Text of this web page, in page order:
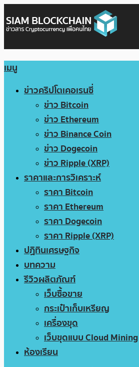
เมนู
ข่าวคริปโตเคอเรนซี่
ข่าว Bitcoin
ข่าว Ethereum
ข่าว Binance Coin
ข่าว Dogecoin
ข่าว Ripple (XRP)
ราคาและการวิเคราะห์
ราคา Bitcoin
ราคา Ethereum
ราคา Dogecoin
ราคา Ripple (XRP)
ปฏิทินเศรษฐกิจ
บทความ
รีวิวผลิตภัณฑ์
เว็บซื้อขาย
กระเป๋าเก็บเหรียญ
เครื่องขุด
เว็บขุดแบบ Cloud Mining
ห้องเรียน